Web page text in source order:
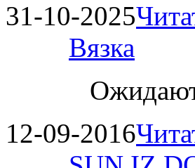
31-10-2025
Вязка
12-09-2016